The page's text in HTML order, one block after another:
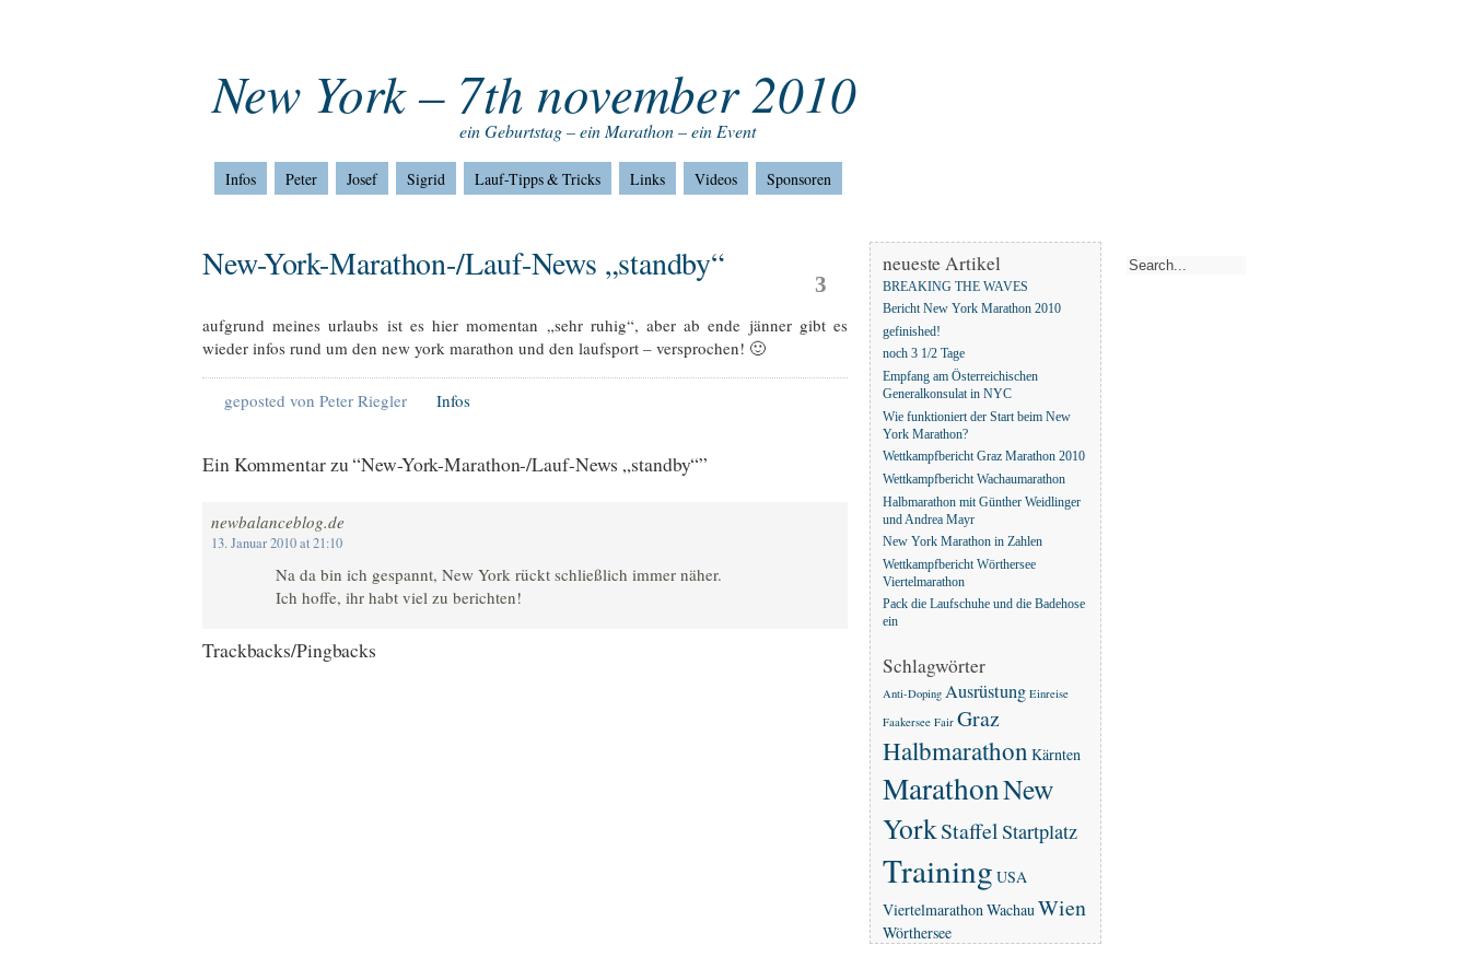
New York – 7th november 2010
ein Geburtstag – ein Marathon – ein Event
Infos Peter Josef Sigrid Lauf-Tipps & Tricks Links Videos Sponsoren
3
New-York-Marathon-/Lauf-News „standby“
aufgrund meines urlaubs ist es hier momentan „sehr ruhig“, aber ab ende jänner gibt es
wieder infos rund um den new york marathon und den laufsport – versprochen! 🙂
geposted von Peter Riegler Infos
Ein Kommentar zu “New-York-Marathon-/Lauf-News „standby“”
newbalanceblog.de
13. Januar 2010 at 21:10
Na da bin ich gespannt, New York rückt schließlich immer näher.
Ich hoffe, ihr habt viel zu berichten!
Trackbacks/Pingbacks
neueste Artikel
BREAKING THE WAVES
Bericht New York Marathon 2010
gefinished!
noch 3 1/2 Tage
Empfang am Österreichischen
Generalkonsulat in NYC
Wie funktioniert der Start beim New
York Marathon?
Wettkampfbericht Graz Marathon 2010
Wettkampfbericht Wachaumarathon
Halbmarathon mit Günther Weidlinger
und Andrea Mayr
New York Marathon in Zahlen
Wettkampfbericht Wörthersee
Viertelmarathon
Pack die Laufschuhe und die Badehose
ein
Schlagwörter
Anti-Doping Ausrüstung Einreise
Faakersee Fair Graz
Halbmarathon Kärnten
MarathonNew
YorkStaffelStartplatz
Training USA
Viertelmarathon Wachau Wien
Wörthersee